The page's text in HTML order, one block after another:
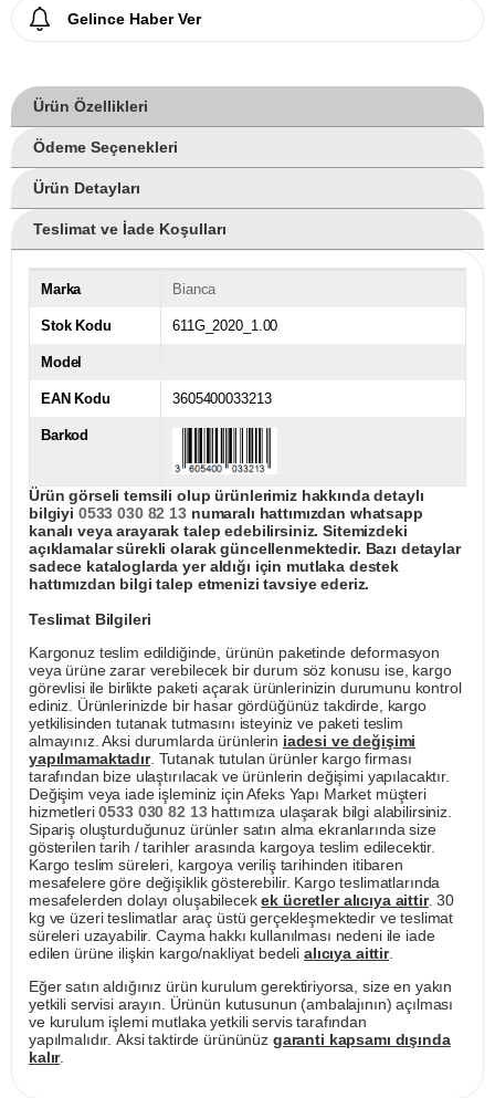
Gelince Haber Ver
Ürün Özellikleri
Ödeme Seçenekleri
Ürün Detayları
Teslimat ve İade Koşulları
Marka Bianca
Stok Kodu 611G_2020_1.00
Model
EAN Kodu 3605400033213
Barkod
Ürün görseli temsili olup ürünlerimiz hakkında detaylı
bilgiyi 0533 030 82 13numaralı hattımızdan whatsapp
kanalı veya arayarak talep edebilirsiniz. Sitemizdeki
açıklamalar sürekli olarak güncellenmektedir. Bazı detaylar
sadece kataloglarda yer aldığı için mutlaka destek
hattımızdan bilgi talep etmenizi tavsiye ederiz.
Teslimat Bilgileri
Kargonuz teslim edildiğinde, ürünün paketinde deformasyon
veya ürüne zarar verebilecek bir durum söz konusu ise, kargo
görevlisi ile birlikte paketi açarak ürünlerinizin durumunu kontrol
ediniz. Ürünlerinizde bir hasar gördüğünüz takdirde, kargo
yetkilisinden tutanak tutmasını isteyiniz ve paketi teslim
almayınız. Aksi durumlarda ürünlerin iadesi ve değişimi
yapılmamaktadır. Tutanak tutulan ürünler kargo firması
tarafından bize ulaştırılacak ve ürünlerin değişimi yapılacaktır.
Değişim veya iade işleminiz için Afeks Yapı Market müşteri
hizmetleri0533 030 82 13hattımıza ulaşarak bilgi alabilirsiniz.
Sipariş oluşturduğunuz ürünler satın alma ekranlarında size
gösterilen tarih / tarihler arasında kargoya teslim edilecektir.
Kargo teslim süreleri, kargoya veriliş tarihinden itibaren
mesafelere göre değişiklik gösterebilir. Kargo teslimatlarında
mesafelerden dolayı oluşabilecekek ücretler alıcıya aittir. 30
kg ve üzeri teslimatlar araç üstü gerçekleşmektedir ve teslimat
süreleri uzayabilir. Cayma hakkı kullanılması nedeni ile iade
edilen ürüne ilişkin kargo/nakliyat bedeli alıcıya aittir.
Eğer satın aldığınız ürün kurulum gerektiriyorsa, size en yakın
yetkili servisi arayın. Ürünün kutusunun (ambalajının) açılması
ve kurulum işlemi mutlaka yetkili servis tarafından
yapılmalıdır. Aksi taktirde ürününüz garanti kapsamı dışında
kalır.